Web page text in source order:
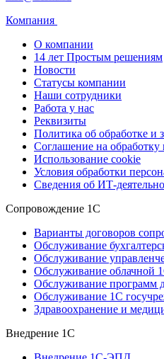
Компания
О компании
14 лет Простым решениям
Новости
Статусы компании
Наши сотрудники
Работа у нас
Реквизиты
Политика об обработке и
Соглашение на
Использование cookie
Условия обработки
Сведения об ИТ-
Сопровождение 1С
Варианты договоров
Обслуживание
Обслуживание
Обслуживание облачной
Обслуживание программ
Обслуживание 1С
Здравоохранение и
Внедрение 1С